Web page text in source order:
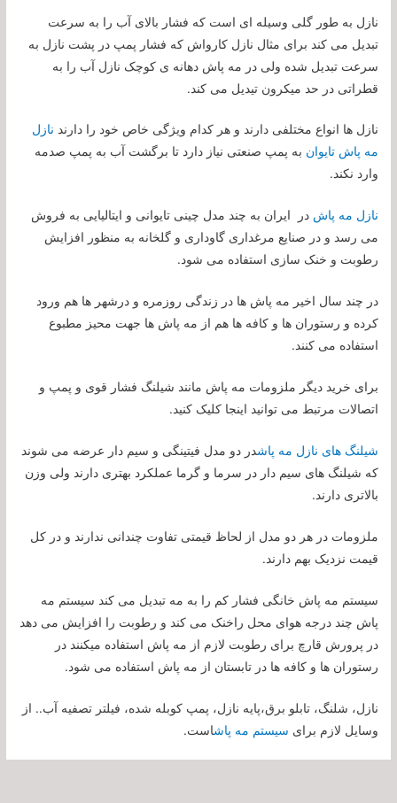
نازل به طور گلی وسیله ای است که فشار بالای آب را به سرعت
تبدیل می کند برای مثال نازل کارواش که فشار پمپ در پشت نازل به
سرعت تبدیل شده ولی در مه پاش دهانه ی کوچک نازل آب را به
قطراتی در حد میکرون تیدیل می کند.
نازل ها انواع مختلفی دارند و هر کدام ویژگی خاص خود را دارند نازل
مه پاش تایوان به پمپ صنعتی نیاز دارد تا برگشت آب به پمپ صدمه
وارد نکند.
نازل مه پاش در ایران به چند مدل چینی تایوانی و ایتالیایی به فروش
می رسد و در صنایع مرغداری گاوداری و گلخانه به منظور افزایش
رطوبت و خنک سازی استفاده می شود.
در چند سال اخیر مه پاش ها در زندگی روزمره و درشهر ها هم ورود
کرده و رستوران ها و کافه ها هم از مه پاش ها جهت محیز مطبوع
استفاده می کنند.
برای خرید دیگر ملزومات مه پاش مانند شیلنگ فشار قوی و پمپ و
اتصالات مرتبط می توانید اینجا کلیک کنید.
شیلنگ های نازل مه پاشدر دو مدل فیتینگی و سیم دار عرضه می شوند
که شیلنگ های سیم دار در سرما و گرما عملکرد بهتری دارند ولی وزن
بالاتری دارند.
ملزومات در هر دو مدل از لحاظ قیمتی تفاوت چندانی ندارند و در کل
قیمت نزدیک بهم دارند.
سیستم مه پاش خانگی فشار کم را به مه تبدیل می کند سیستم مه
پاش چند درجه هوای محل راخنک می کند و رطوبت را افزایش می دهد
در پرورش قارچ برای رطوبت لازم از مه پاش استفاده میکنند در
رستوران ها و کافه ها در تابستان از مه پاش استفاده می شود.
نازل، شلنگ، تابلو برق،پایه نازل، پمپ کوبله شده، فیلتر تصفیه آب.. از
وسایل لازم برای سیستم مه پاشاست.